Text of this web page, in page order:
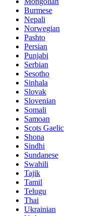
Burmese
Nepali
Norwegian
Pashto
Persian
Punjabi
Serbian
Sesotho
Sinhala
Slovak
Slovenian
Somali
Samoan
Scots Gaelic
Shona
Sindhi
Sundanese
Swahili
Tajik
Tamil
Telugu
Thai
Ukrainian